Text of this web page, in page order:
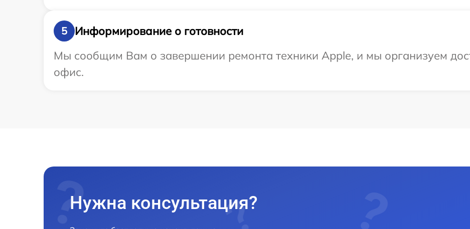
5
Информирование о готовности
Мы сообщим Вам о завершении ремонта техники Apple, и мы организуем
офис.
Нужна консультация?